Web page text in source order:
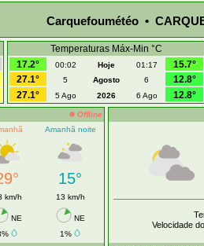
Carquefoumétéo •
Temperaturas Máx-Min °C
17.2°
00:02 Hoje 01:17
15.7°
27.1°
5 Agosto 6
12.8°
27.1°
5 Ago 2026 6 Ago 12.8°
Offline
Amanhã noite
15°
km/h 13 km/h
NE
NE
1%
Velocidade